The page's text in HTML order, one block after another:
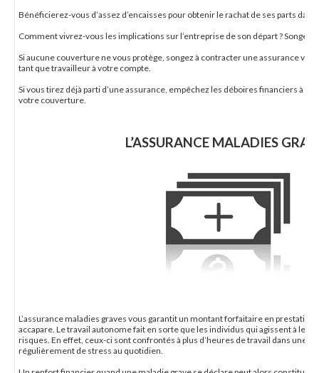
Bénéficierez-vous d’assez d’encaisses pour obtenir le rachat de ses parts dans
Comment vivrez-vous les implications sur l’entreprise de son départ ? Songez-
Si aucune couverture ne vous protège, songez à contracter une assurance vie
tant que travailleur à votre compte.
Si vous tirez déjà parti d’une assurance, empêchez les déboires financiers à
votre couverture.
L’ASSURANCE MALADIES
L’assurance maladies graves vous garantit un montant forfaitaire en prestation
accapare. Le travail autonome fait en sorte que les individus qui agissent à leur
risques. En effet, ceux-ci sont confrontés à plus d’heures de travail dans une
régulièrement de stress au quotidien.